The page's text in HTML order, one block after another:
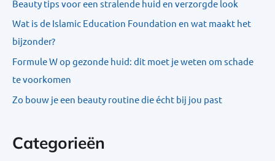
Beauty tips voor een stralende huid en verzorgde look
Wat is de Islamic Education Foundation en wat maakt het
bijzonder?
Formule W op gezonde huid: dit moet je weten om schade
te voorkomen
Zo bouw je een beauty routine die écht bij jou past
Categorieën